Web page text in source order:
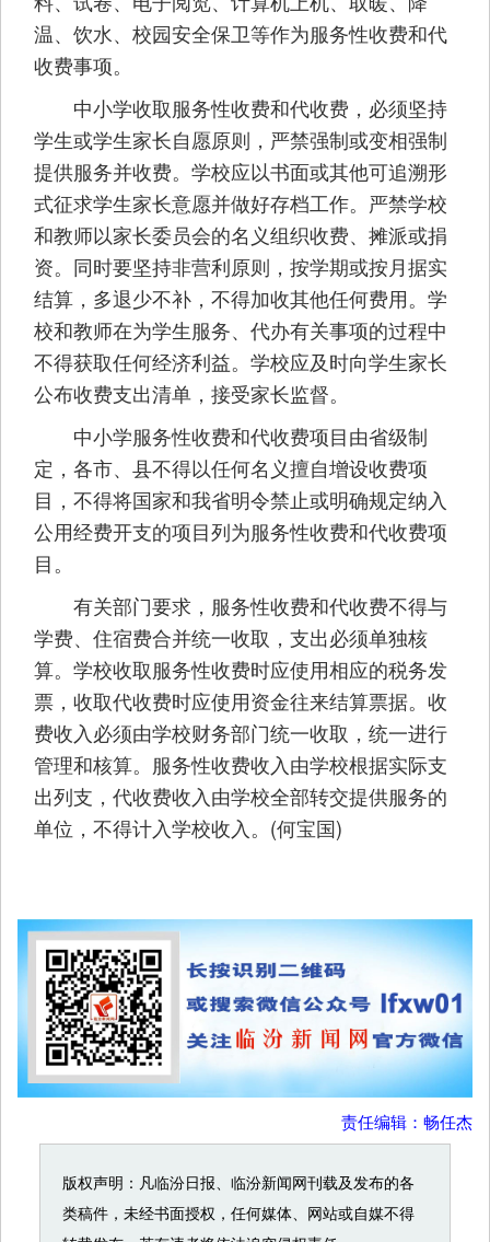
温、饮水、校园安全保卫等作为服务性收费和代
收费事项。
中小学收取服务性收费和代收费，必须坚持
学生或学生家长自愿原则，严禁强制或变相强制
提供服务并收费。学校应以书面或其他可追溯形
式征求学生家长意愿并做好存档工作。严禁学校
和教师以家长委员会的名义组织收费、摊派或捐
资。同时要坚持非营利原则，按学期或按月据实
结算，多退少不补，不得加收其他任何费用。学
校和教师在为学生服务、代办有关事项的过程中
不得获取任何经济利益。学校应及时向学生家长
公布收费支出清单，接受家长监督。
中小学服务性收费和代收费项目由省级制
定，各市、县不得以任何名义擅自增设收费项
目，不得将国家和我省明令禁止或明确规定纳入
公用经费开支的项目列为服务性收费和代收费项
目。
有关部门要求，服务性收费和代收费不得与
学费、住宿费合并统一收取，支出必须单独核
算。学校收取服务性收费时应使用相应的税务发
票，收取代收费时应使用资金往来结算票据。收
费收入必须由学校财务部门统一收取，统一进行
管理和核算。服务性收费收入由学校根据实际支
出列支，代收费收入由学校全部转交提供服务的
单位，不得计入学校收入。(何宝国)
责任编辑：畅任杰
版权声明：凡临汾日报、临汾新闻网刊载及发布的各
类稿件，未经书面授权，任何媒体、网站或自媒不得